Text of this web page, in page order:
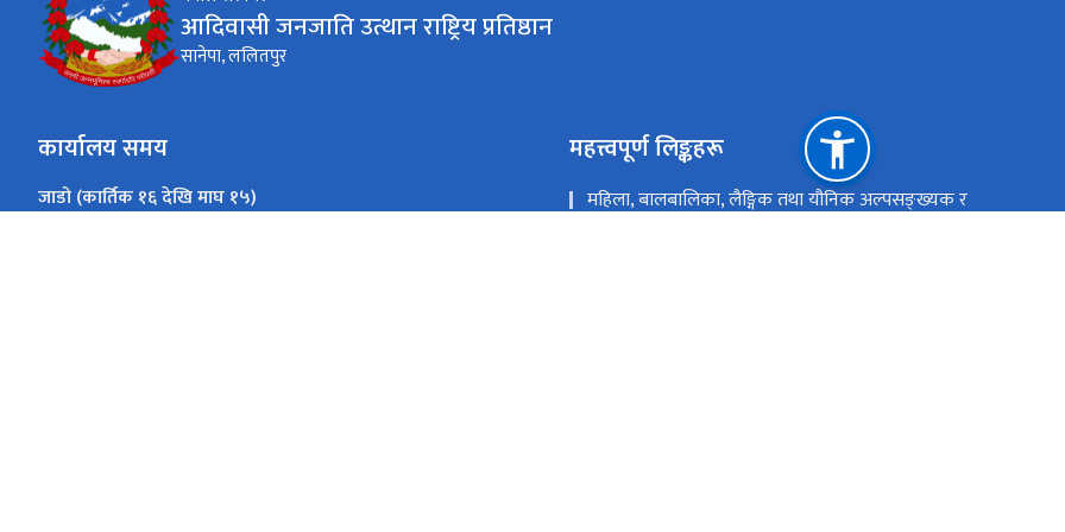
आदिवासी जनजाति उत्थान राष्ट्रिय प्रतिष्ठान
सानेपा, ललितपुर
कार्यालय समय
जाडो (कार्तिक १६ देखि माघ १५)
महत्त्वपूर्ण लिङ्कहरू
महिला, बालबालिका, लैङ्गिक तथा यौनिक अल्पसङ्ख्यक र